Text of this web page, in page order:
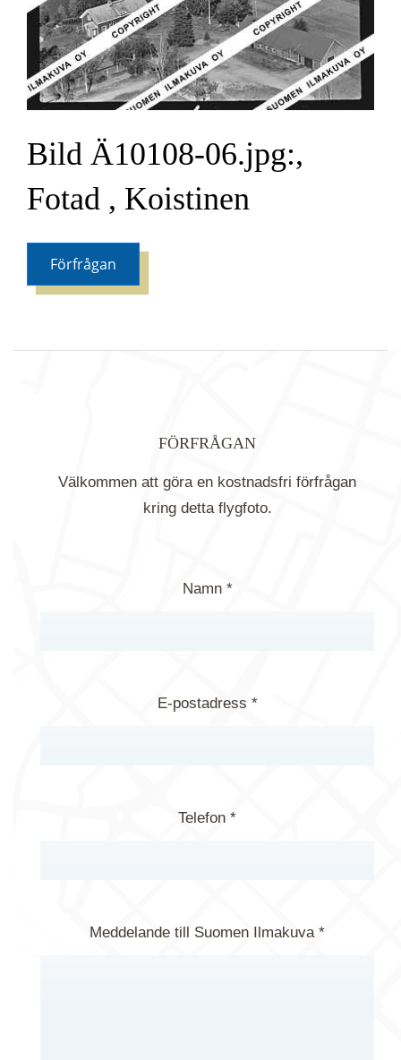
Bild Ä10108-06.jpg:,
Fotad , Koistinen
Förfrågan
FÖRFRÅGAN
Välkommen att göra en kostnadsfri förfrågan
kring detta flygfoto.
Namn *
E-postadress *
Telefon *
Meddelande till Suomen Ilmakuva *